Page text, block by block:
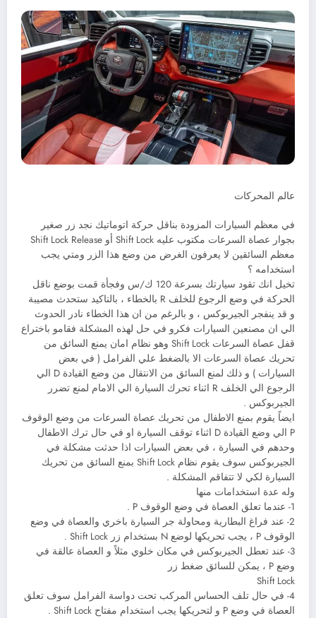
عالم المحركات
في معظم السيارات المزودة بناقل حركة اتوماتيك نجد زر صغير
بجوار عصاة السرعات مكتوب عليه Shift Lock أو Shift Lock Release
معظم السائقين لا يعرفون الغرض من وضع هذا الزر ومتي يجب
استخدامه ؟
تخيل انك تقود سيارتك بسرعة 120 ك/س وفجأة قمت بوضع ناقل
الحركة في وضع الرجوع للخلف R بالخطاء ، بالتاكيد ستحدث مصيبة
و قد ينفجر الجيربوكس ، و بالرغم من ان هذا الخطاء نادر الحدوث
الي ان مصنعين السيارات فكرو في حل لهذه المشكلة فقامو باختراع
قفل عصاة السرعات Shift Lock وهو نظام امان يمنع السائق من
تحريك عصاة السرعات الا بالضغط علي الفرامل ( في بعض
السيارات ) و ذلك لمنع السائق من الانتقال من وضع القيادة D الي
الرجوع الي الخلف R اثناء تحرك السيارة الي الامام لمنع تضرر
الجيربوكس .
ايضاً يقوم بمنع الاطفال من تحريك عصاة السرعات من وضع الوقوف
P الي وضع القيادة D اثناء توقف السيارة او في حال ترك الاطفال
وحدهم في السيارة ، في بعض السيارات اذا حدثت مشكلة في
الجيربوكس سوف يقوم نظام Shift Lock بمنع السائق من تحريك
السيارة لكي لا تتفاقم المشكلة .
وله عدة استخدامات منها
1- عندما تعلق العصاة في وضع الوقوف P .
2- عند فراغ البطارية ومحاولة جر السيارة باخري والعصاة في وضع
الوقوف P ، يجب تحريكها لوضع N بستخدام زر Shift Lock .
3- عند تعطل الجيربوكس في مكان خلوي مثلاً و العصاة عالقة في
وضع P ، يمكن للسائق ضغط زر
Shift Lock
4- في حال تلف الحساس المركب تحت دواسة الفرامل سوف تعلق
العصاة في وضع P و لتحريكها يجب استخدام مفتاح Shift Lock .